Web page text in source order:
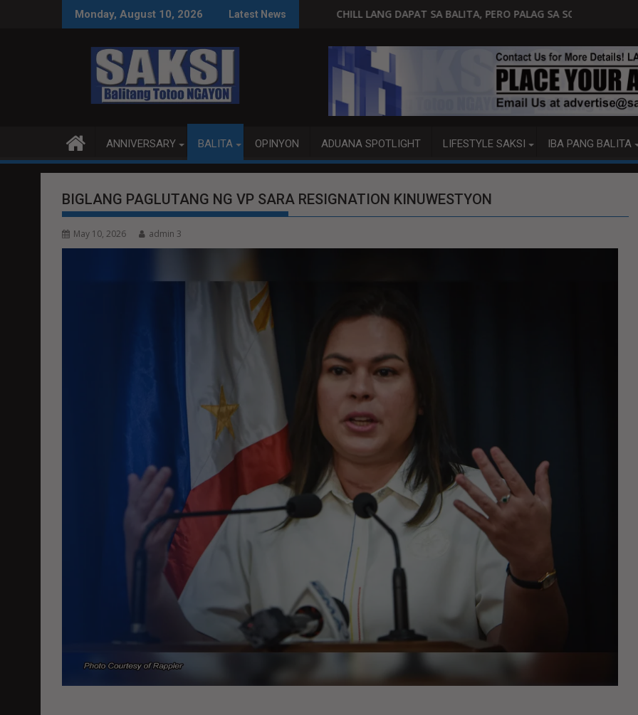
Monday, August 10, 2026 Latest News
NG KULTURA AT PAMANA NG PILIPINAS
PAGGALANG CHILL LANG DAPAT SA BALITA, PERO PALAG SA SOBERANYAIpinakita ni Alex: Ang
ANNIVERSARY BALITA OPINYON ADUANA SPOTLIGHT LIFESTYLE SAKSI IBA PANG BALITA
BIGLANG PAGLUTANG NG VP SARA RESIGNATION KINUWESTYON
May 10, 2026 admin 3